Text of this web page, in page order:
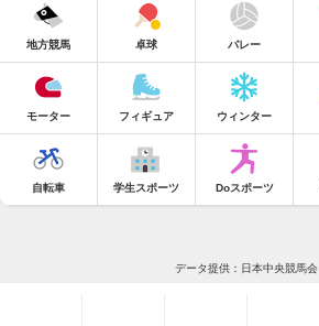
地方競馬 卓球 バレー
モーター フィギュア ウィンター
自転車 学生スポーツ Doスポーツ
データ提供：日本中央競馬会